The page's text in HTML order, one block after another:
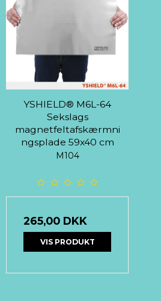
YSHIELD® M6L-64
Sekslags
magnetfeltafskærmni
ngsplade 59x40 cm
M104
265,00 DKK
VIS PRODUKT